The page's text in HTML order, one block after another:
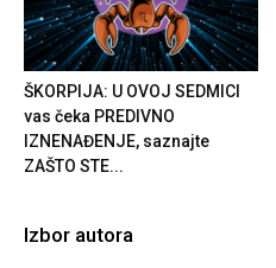
ŠKORPIJA: U OVOJ SEDMICI
vas čeka PREDIVNO
IZNENAĐENJE, saznajte
ZAŠTO STE...
Izbor autora